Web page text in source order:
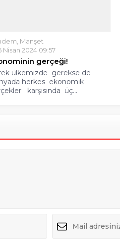
,Manşet
Nisan 2024 09:57
karşısında üç...